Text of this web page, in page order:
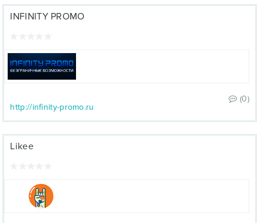
INFINITY PROMO
(0)
http://infinity-promo.ru
Likee